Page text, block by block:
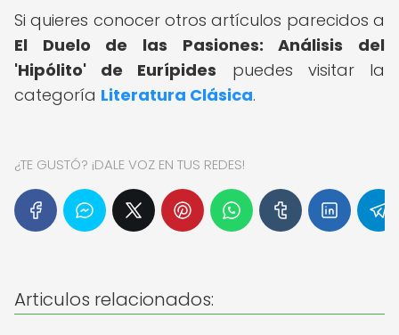
Si quieres conocer otros artículos parecidos a
El Duelo de las Pasiones: Análisis del
'Hipólito' de Eurípides puedes visitar la
categoría Literatura Clásica.
¿TE GUSTÓ? ¡DALE VOZ EN TUS REDES!
Articulos relacionados: